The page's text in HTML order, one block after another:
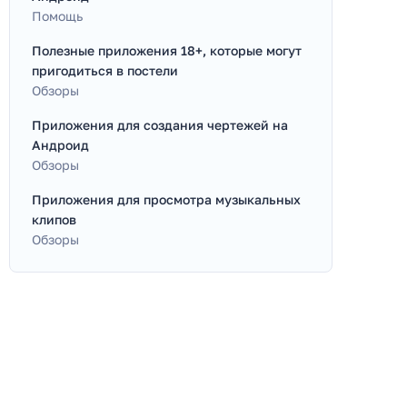
Помощь
Полезные приложения 18+, которые могут
пригодиться в постели
Обзоры
Приложения для создания чертежей на
Андроид
Обзоры
Приложения для просмотра музыкальных
клипов
Обзоры